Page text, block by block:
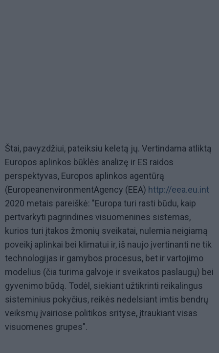
Štai, pavyzdžiui, pateiksiu keletą jų. Vertindama atliktą
Europos aplinkos būklės analizę ir ES raidos
perspektyvas, Europos aplinkos agentūrą
(EuropeanenvironmentAgency (EEA) http://eea.eu.int
2020 metais pareiškė: "Europa turi rasti būdu, kaip
pertvarkyti pagrindines visuomenines sistemas,
kurios turi įtakos žmonių sveikatai, nulemia neigiamą
poveikį aplinkai bei klimatui ir, iš naujo įvertinanti ne tik
technologijas ir gamybos procesus, bet ir vartojimo
modelius (čia turima galvoje ir sveikatos paslaugų) bei
gyvenimo būdą. Todėl, siekiant užtikrinti reikalingus
sisteminius pokyčius, reikės nedelsiant imtis bendrų
veiksmų įvairiose politikos srityse, įtraukiant visas
visuomenes grupes".